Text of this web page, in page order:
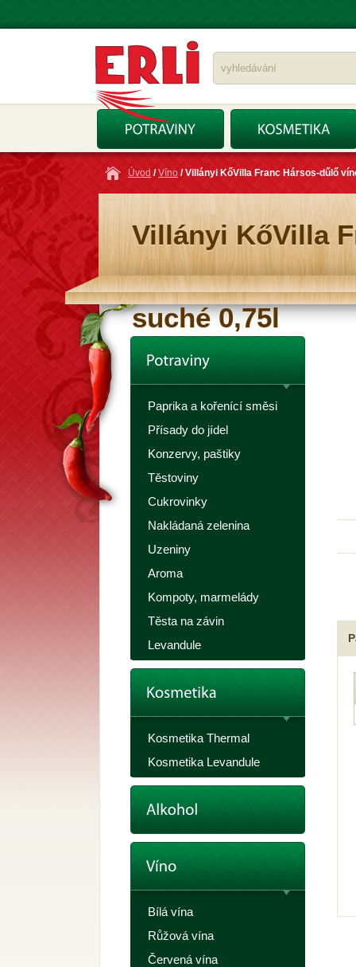
Úvod /Víno / Villányi KőVilla Franc Hársos-dűlő
Villányi KőVilla
suché 0,75l
Paprika a kořenící směsi
Přísady do jídel
Konzervy, paštiky
Těstoviny
Cukrovinky
Nakládaná zelenina
Uzeniny
Aroma
Kompoty, marmelády
Těsta na závin
Levandule
Kosmetika Thermal
Kosmetika Levandule
Bílá vína
Růžová vína
Červená vína